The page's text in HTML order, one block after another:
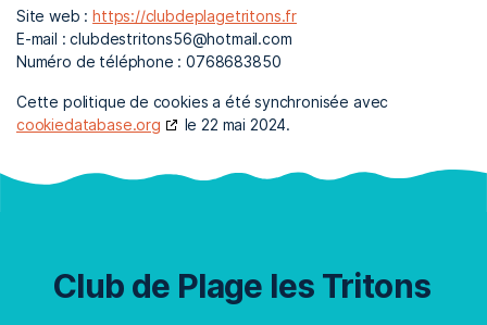
Site web :https://clubdeplagetritons.fr
E-mail :clubdestritons56@hotmail.com
Numéro de téléphone : 0768683850
Cette politique de cookies a été synchronisée avec
cookiedatabase.org
le 22 mai 2024.
Club de Plage les Tritons